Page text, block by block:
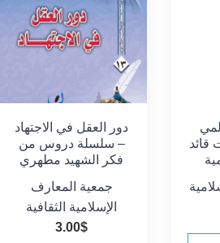
قائد
دور العقل في الاجتهاد
– سلسلة دروس من
فكر الشهيد مطهري
جمعية المعارف
الإسلامية الثقافية
3.00$